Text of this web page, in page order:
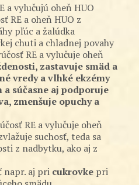
a vylučujú oheň HUO
RE a oheň HUO z
pľúc a žalúdka
chuti a chladnej povahy
RE a vylučuje oheň
zastavuje smäd a
vredy a vlhké ekzémy
súčasne aj podporuje
zmenšuje opuchy a
RE a vylučuje oheň
suchosť, teda sa
z nadbytku, ako aj z
napr. aj pri cukrovke pri